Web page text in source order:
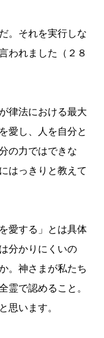
。それを実行しな
われました（２８
律法における最大
愛し、人を自分と
の力ではできな
はっきりと教えて
愛する」とは具体
分かりにくいの
。神さまが私たち
霊で認めること。
思います。